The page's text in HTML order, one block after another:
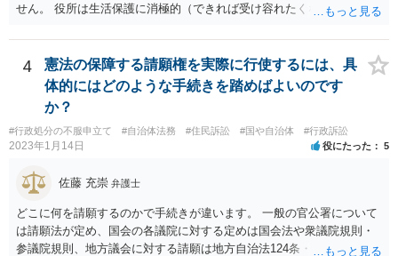
せん。 役所は生活保護に消極的（できれば受け容れたくない）な姿勢
と説明しましょう。
4
憲法の保障する請願権を実際に行使するには、具
体的にはどのような手続きを踏めばよいのです
か？
#行政処分の不服申立て #自治体法務 #住民訴訟 #国や自治体 #行政訴訟
2023年1月14日 役にたった 5
佐藤 充崇 弁護士
どこに何を請願するのかで手続きが違います。 一般の官公署について
は請願法が定め、国会の各議院に対する定めは国会法や衆議院規則・
参議院規則、地方議会に対する請願は地方自治法124条・125条が定め